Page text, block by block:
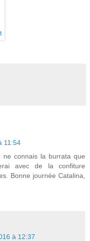
11:54
connais la burrata que
avec de la confiture
Bonne journée Catalina,
à 12:37